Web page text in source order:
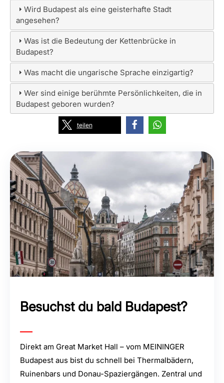
Wird Budapest als eine geisterhafte Stadt
angesehen?
Was ist die Bedeutung der Kettenbrücke in
Budapest?
Was macht die ungarische Sprache einzigartig?
Wer sind einige berühmte Persönlichkeiten, die in
Budapest geboren wurden?
teilen
Besuchst du bald Budapest?
Direkt am Great Market Hall – vom MEININGER
Budapest aus bist du schnell bei Thermalbädern,
Ruinenbars und Donau-Spaziergängen. Zentral und